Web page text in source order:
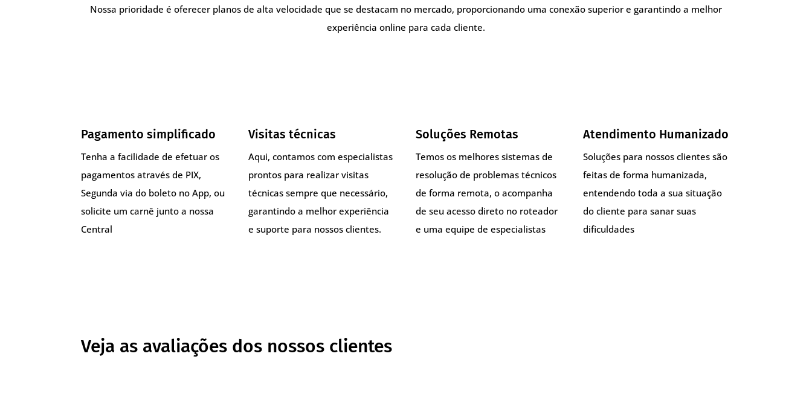
Nossa prioridade é oferecer planos de alta velocidade que se destacam no mercado, proporcionando uma conexão superior e garantindo a melhor
experiência online para cada cliente.
Pagamento simplificado
Tenha a facilidade de efetuar os
pagamentos através de PIX,
Segunda via do boleto no App, ou
solicite um carnê junto a nossa
Central
Visitas técnicas
Aqui, contamos com especialistas
prontos para realizar visitas
técnicas sempre que necessário,
garantindo a melhor experiência
e suporte para nossos clientes.
Soluções Remotas
Temos os melhores sistemas de
resolução de problemas técnicos
de forma remota, o acompanha
de seu acesso direto no roteador
e uma equipe de especialistas
Atendimento Humanizado
Soluções para nossos clientes são
feitas de forma humanizada,
entendendo toda a sua situação
do cliente para sanar suas
dificuldades
Veja as avaliações dos nossos clientes